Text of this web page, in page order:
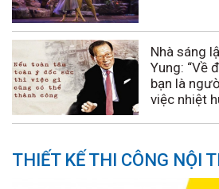
Nhà sáng
Yung: “Về
bạn là
việc nhiệt
THIẾT KẾ THI CÔNG NỘI